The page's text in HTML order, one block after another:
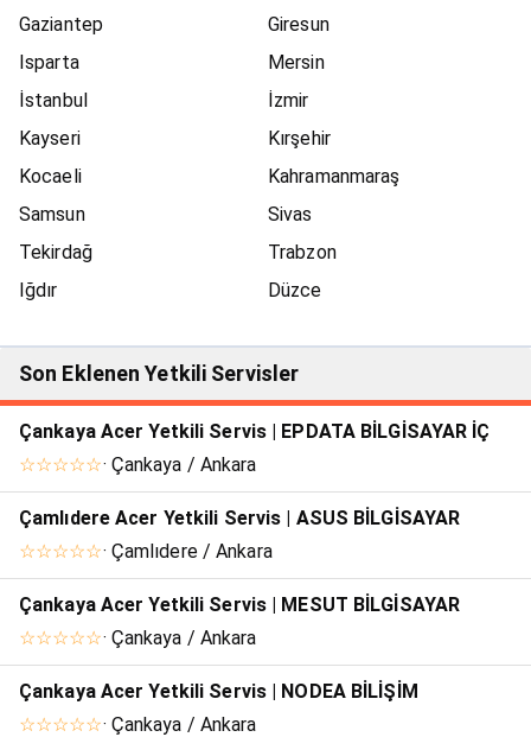
Gaziantep
Giresun
Isparta
Mersin
İstanbul
İzmir
Kayseri
Kırşehir
Kocaeli
Kahramanmaraş
Samsun
Sivas
Tekirdağ
Trabzon
Iğdır
Düzce
Son Eklenen Yetkili Servisler
Çankaya Acer Yetkili Servis | EPDATA BİLGİSAYAR İÇ
☆☆☆☆☆· Çankaya / Ankara
Çamlıdere Acer Yetkili Servis | ASUS BİLGİSAYAR
☆☆☆☆☆· Çamlıdere / Ankara
Çankaya Acer Yetkili Servis | MESUT BİLGİSAYAR
☆☆☆☆☆· Çankaya / Ankara
Çankaya Acer Yetkili Servis | NODEA BİLİŞİM
☆☆☆☆☆· Çankaya / Ankara